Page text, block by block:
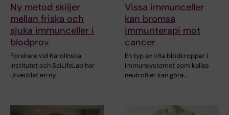
Ny metod skiljer
mellan friska och
sjuka immunceller i
blodprov
Forskare vid Karolinska
Institutet och SciLifeLab har
utvecklat en ny…
Vissa immunceller
kan bromsa
immunterapi mot
cancer
En typ av vita blodkroppar i
immunsystemet som kallas
neutrofiler kan göra…